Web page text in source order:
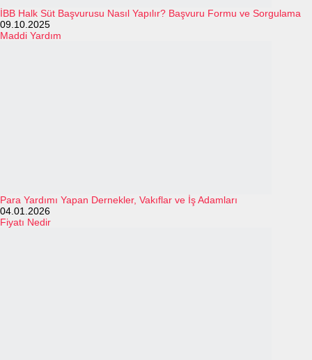
İBB Halk Süt Başvurusu Nasıl Yapılır? Başvuru Formu ve Sorgulama
09.10.2025
Maddi Yardım
Para Yardımı Yapan Dernekler, Vakıflar ve İş Adamları
04.01.2026
Fiyatı Nedir